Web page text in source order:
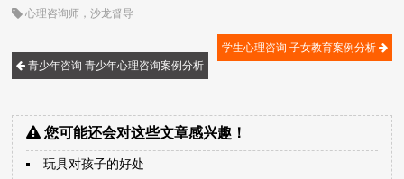
心理咨询师 ，沙龙督导
青少年咨询 青少年心理咨询案例分析
学生心理咨询 子女教育案例分析
您可能还会对这些文章感兴趣！
玩具对孩子的好处